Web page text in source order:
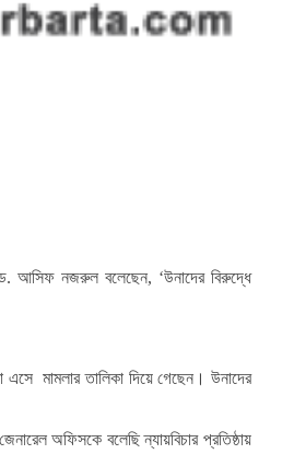
আসিফ নজরুল বলেছেন, ‘উনাদের বিরুদ্ধে
এসে মামলার তালিকা দিয়ে গেছেন। উনাদের
অফিসকে বলেছি ন্যায়বিচার প্রতিষ্ঠায়